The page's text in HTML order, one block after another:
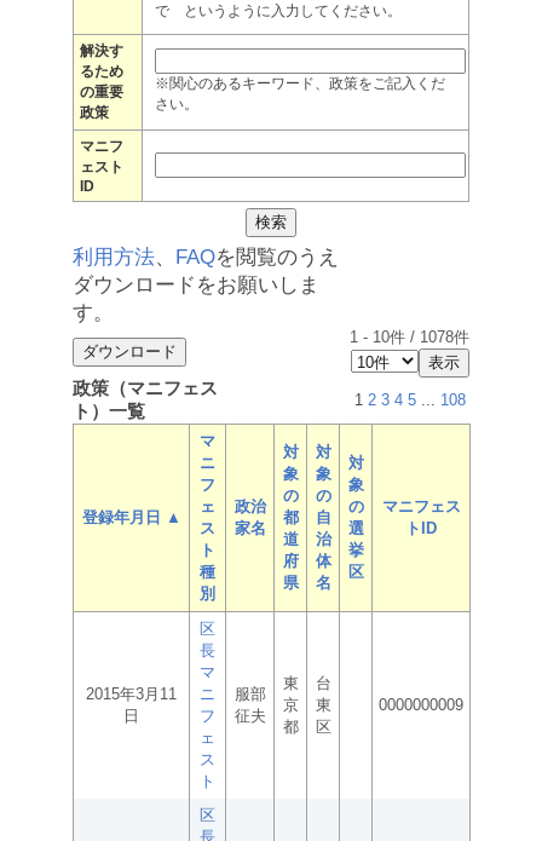
で というように入力してください。
解決す
るため
の重要
政策
※関心のあるキーワード、政策をご記入くだ
さい。
マニフ
ェスト
ID
利用方法、 FAQを閲覧のうえ
ダウンロードをお願いしま
す。
1 - 10件 / 1078件
政策（マニフェス
ト）一覧
1 2 3 4 5 ... 108
登録年月日 ▲
マ
ニ
フ
ェ
ス
ト
種
別
政治
家名
対
象
の
都
道
府
県
対
象
の
自
治
体
名
対
象
の
選
挙
区
マニフェス
トID
2015年3月11
日
区
長
マ
ニ
フ
ェ
ス
ト
服部
征夫
東
京
都
台
東
区
0000000009
区
長